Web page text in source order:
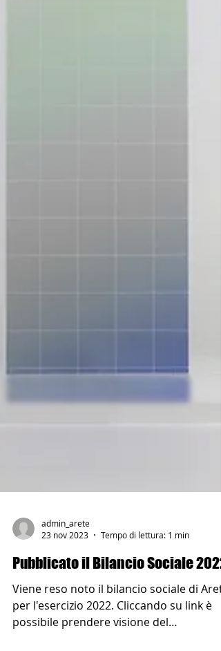
admin_arete
Pubblicato il Bilancio Sociale 2022
Viene reso noto il bilancio sociale di Areté